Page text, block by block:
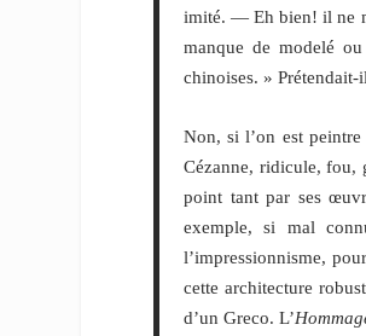
imité. — Eh bien! il ne
manque de modelé
chinoises. » Prétendait-
Non, si l’on est
Cézanne, ridicule, fou,
point tant par ses
exemple, si mal
l’impressionnisme,
cette architecture
d’un Greco. L’